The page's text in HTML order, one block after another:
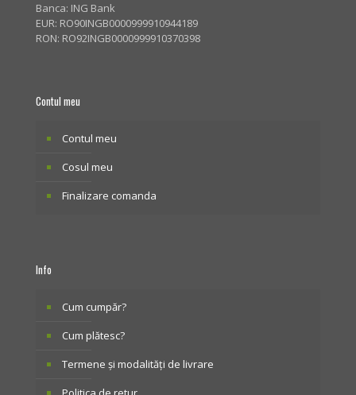
Banca: ING Bank
EUR: RO90INGB0000999910944189
RON: RO92INGB0000999910370398
Contul meu
Contul meu
Cosul meu
Finalizare comanda
Info
Cum cumpăr?
Cum plătesc?
Termene și modalități de livrare